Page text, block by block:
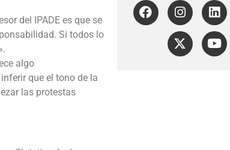
del IPADE es que se
Si todos lo
algo
que el tono de la
las protestas